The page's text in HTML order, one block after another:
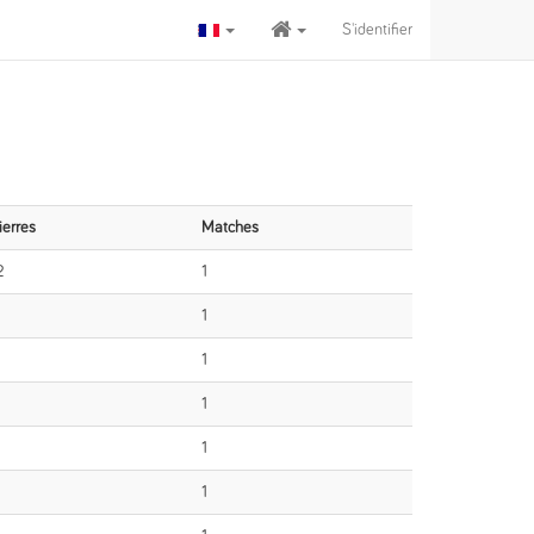
S'identifier
Matches
1
1
1
1
1
1